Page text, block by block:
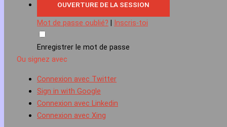
Mot de passe oublié? | Inscris-toi
Enregistrer le mot de passe
Ou signez avec
Connexion avec Twitter
Sign in with Google
Connexion avec Linkedin
Connexion avec Xing